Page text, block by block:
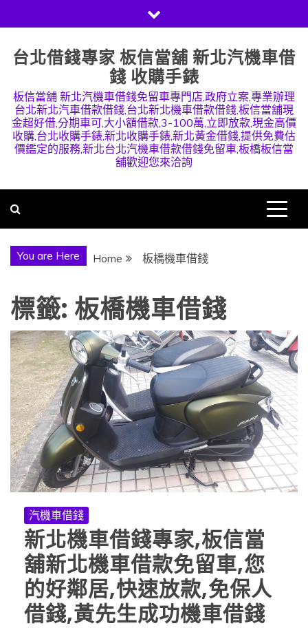
to
content
台北借錢專家 板信當舖 新北汽機車借
錢 收購手錶
板信當舖 新北汽機車借錢免留車專門店,政府立案,專業辦理
台北新北汽車借款借錢,台北新北機車借款借錢,板信當舖現
金超好借,分期車可,大小額借款,3-100萬,立即放款,現金高價
收購,台北收購手錶,新北收購手錶,新北黃金借錢,提供免費估
價鑑定的服務,新北台北汽機車借款借錢免留車,板橋板信當
舖歡迎您來洽詢
You are Here Home 板橋機車借錢
標籤: 板橋機車借錢
汽機車借錢
新北機車借錢專家,板信當
舖新北機車借款免留車,您
的好鄰居,快速放款,免保人
借錢,黃先生成功機車借錢